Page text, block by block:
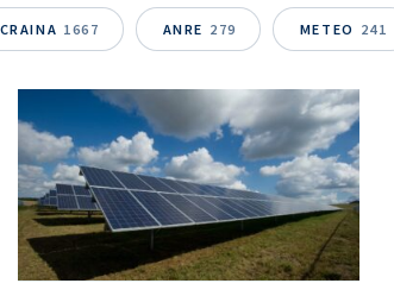
1667 ANRE 279 METEO 241